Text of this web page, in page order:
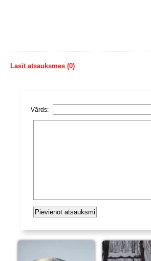
Lasīt atsauksmes (0)
Vārds: